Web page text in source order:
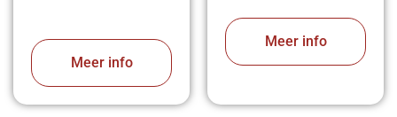
Meer info
Meer info